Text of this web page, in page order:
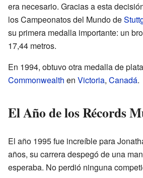
era necesario. Gracias a esta
los Campeonatos del Mundo de
su primera medalla importante: un
17,44 metros.
En 1994, obtuvo otra medalla de
Commonwealth en Victoria, Canadá.
El Año de los Récords
El año 1995 fue increíble para
años, su carrera despegó de una
esperaba. No perdió ninguna